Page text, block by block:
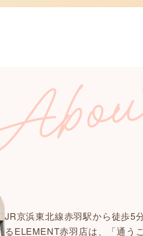
JR京浜東北線赤羽駅から徒歩5
るELEMENT赤羽店は、「通う